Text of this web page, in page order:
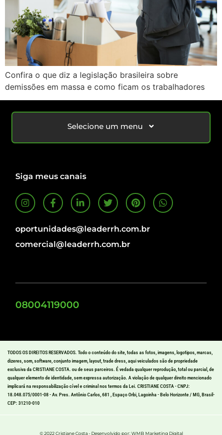
Confira o que diz a legislação brasileira sobre
demissões em massa e como ficam os trabalhadores
Selecione um menu
Siga meus canais
oportunidades@leaderrh.com.br
comercial@leaderrh.com.br
08004119000
TODOS OS DIREITOS RESERVADOS. Todo o conteúdo do site, todas as fotos, imagens, logotipos, marcas,
dizeres, som, software, conjunto imagem, layout, trade dress, aqui veiculados são de propriedade
exclusiva da CRISTIANE COSTA. ou de seus parceiros. É vedada qualquer reprodução, total ou parcial, de
qualquer elemento de identidade, sem expressa autorização. A violação de qualquer direito mencionado
implicará na responsabilização cível e criminal nos termos da Lei. CRISTIANE COSTA - CNPJ:
18.048.075/0001-08 - Av. Pres. Antônio Carlos, 681 , Espaço Orbi, Lagoinha - Belo Horizonte / MG, Brasil-
CEP: 31210-010
© 2022 Cristiane Costa - Desenvolvido por: WMB Marketing Digital